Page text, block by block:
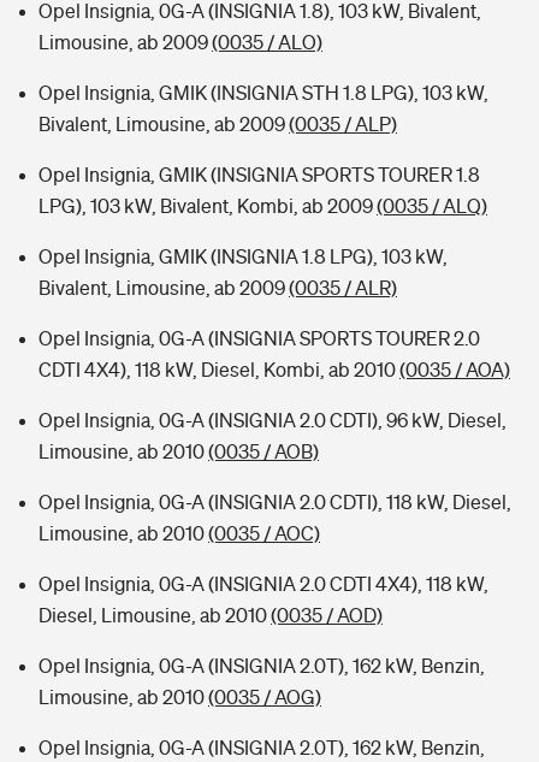
Opel Insignia, 0G-A (INSIGNIA 1.8), 103 kW, Bivalent,
Limousine, ab 2009(0035 / ALO)
Opel Insignia, GMIK (INSIGNIA STH 1.8 LPG), 103 kW,
Bivalent, Limousine, ab 2009(0035 / ALP)
Opel Insignia, GMIK (INSIGNIA SPORTS TOURER 1.8
LPG), 103 kW, Bivalent, Kombi, ab 2009(0035 / ALQ)
Opel Insignia, GMIK (INSIGNIA 1.8 LPG), 103 kW,
Bivalent, Limousine, ab 2009(0035 / ALR)
Opel Insignia, 0G-A (INSIGNIA SPORTS TOURER 2.0
CDTI 4X4), 118 kW, Diesel, Kombi, ab 2010(0035 / AOA)
Opel Insignia, 0G-A (INSIGNIA 2.0 CDTI), 96 kW, Diesel,
Limousine, ab 2010(0035 / AOB)
Opel Insignia, 0G-A (INSIGNIA 2.0 CDTI), 118 kW, Diesel,
Limousine, ab 2010(0035 / AOC)
Opel Insignia, 0G-A (INSIGNIA 2.0 CDTI 4X4), 118 kW,
Diesel, Limousine, ab 2010(0035 / AOD)
Opel Insignia, 0G-A (INSIGNIA 2.0T), 162 kW, Benzin,
Limousine, ab 2010(0035 / AOG)
Opel Insignia, 0G-A (INSIGNIA 2.0T), 162 kW, Benzin,